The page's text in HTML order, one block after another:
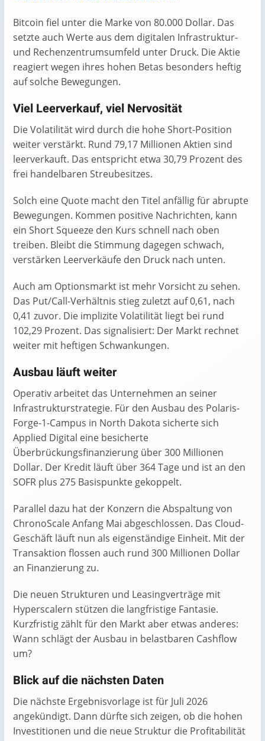
Bitcoin fiel unter die Marke von 80.000 Dollar. Das
setzte auch Werte aus dem digitalen Infrastruktur-
und Rechenzentrumsumfeld unter Druck. Die Aktie
reagiert wegen ihres hohen Betas besonders heftig
auf solche Bewegungen.
Viel Leerverkauf, viel Nervosität
Die Volatilität wird durch die hohe Short-Position
weiter verstärkt. Rund 79,17 Millionen Aktien sind
leerverkauft. Das entspricht etwa 30,79 Prozent des
frei handelbaren Streubesitzes.
Solch eine Quote macht den Titel anfällig für abrupte
Bewegungen. Kommen positive Nachrichten, kann
ein Short Squeeze den Kurs schnell nach oben
treiben. Bleibt die Stimmung dagegen schwach,
verstärken Leerverkäufe den Druck nach unten.
Auch am Optionsmarkt ist mehr Vorsicht zu sehen.
Das Put/Call-Verhältnis stieg zuletzt auf 0,61, nach
0,41 zuvor. Die implizite Volatilität liegt bei rund
102,29 Prozent. Das signalisiert: Der Markt rechnet
weiter mit heftigen Schwankungen.
Ausbau läuft weiter
Operativ arbeitet das Unternehmen an seiner
Infrastrukturstrategie. Für den Ausbau des Polaris-
Forge-1-Campus in North Dakota sicherte sich
Applied Digital eine besicherte
Überbrückungsfinanzierung über 300 Millionen
Dollar. Der Kredit läuft über 364 Tage und ist an den
SOFR plus 275 Basispunkte gekoppelt.
Parallel dazu hat der Konzern die Abspaltung von
ChronoScale Anfang Mai abgeschlossen. Das Cloud-
Geschäft läuft nun als eigenständige Einheit. Mit der
Transaktion flossen auch rund 300 Millionen Dollar
an Finanzierung zu.
Die neuen Strukturen und Leasingverträge mit
Hyperscalern stützen die langfristige Fantasie.
Kurzfristig zählt für den Markt aber etwas anderes:
Wann schlägt der Ausbau in belastbaren Cashflow
um?
Blick auf die nächsten Daten
Die nächste Ergebnisvorlage ist für Juli 2026
angekündigt. Dann dürfte sich zeigen, ob die hohen
Investitionen und die neue Struktur die Profitabilität